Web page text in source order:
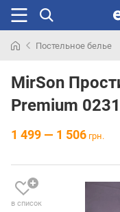
раньше
Постельное белье
MirSon
Premium
1 499 — 1 506 грн.
в список